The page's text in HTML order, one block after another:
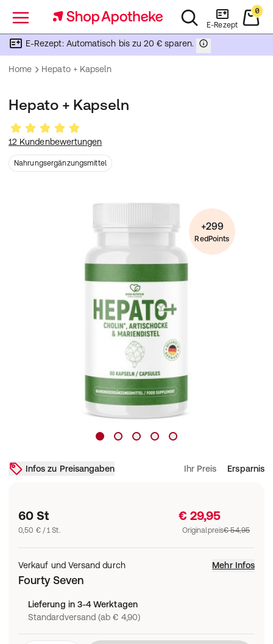
Menü E-Rezept
0
E-Rezept: Automatisch bis zu 20 € sparen.
Home Hepato + Kapseln
Hepato + Kapseln
12 Kundenbewertungen
Nahrungsergänzungsmittel
+299
RedPoints
Infos zu Preisangaben Ihr Preis Ersparnis
60 St
0,50 € / 1 St.
€ 29,95
Originalpreis€ 54,95
Verkauf und Versand durch Mehr Infos
Fourty Seven
Lieferung in 3-4 Werktagen
Standardversand (ab € 4,90)